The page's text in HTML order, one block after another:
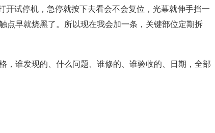
开试停机，急停就按下去看会不会复位，光幕就伸手挡一
早就烧黑了。所以现在我会加一条，关键部位定期拆
，谁发现的、什么问题、谁修的、谁验收的、日期，全部